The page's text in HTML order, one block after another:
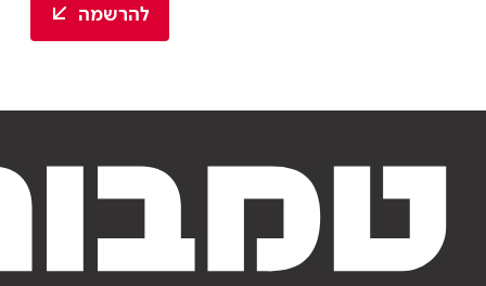
להרשמה